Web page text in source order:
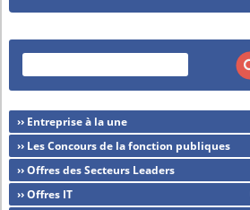
›› Entreprise à la une
›› Les Concours de la fonction publiques
›› Offres des Secteurs Leaders
›› Offres IT